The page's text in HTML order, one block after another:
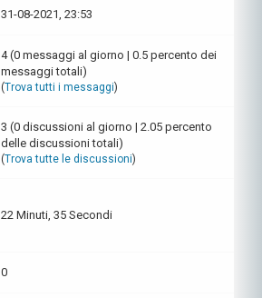
31-08-2021, 23:53
4 (0 messaggi al giorno | 0.5 percento dei
messaggi totali)
(Trova tutti i messaggi)
3 (0 discussioni al giorno | 2.05 percento
delle discussioni totali)
(Trova tutte le discussioni)
22 Minuti, 35 Secondi
0